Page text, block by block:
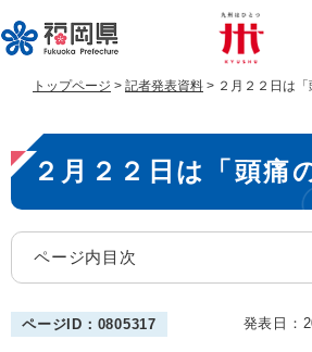
ー
ジ
で
す
ニ
ュ
ば
し
文
トップページ > 記者発表資料 > ２月２２日は「
本
文
２月２２日は「頭痛
ページ内目次
ページID：0805317 発表日：